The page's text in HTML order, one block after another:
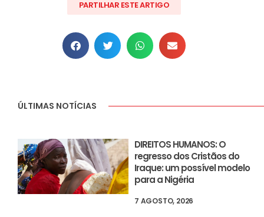
PARTILHAR ESTE ARTIGO
ÚLTIMAS NOTÍCIAS
DIREITOS HUMANOS: O
regresso dos Cristãos do
Iraque: um possível modelo
para a Nigéria
7 AGOSTO, 2026